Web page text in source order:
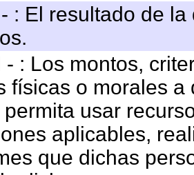
: El resultado de
- : Los montos,
físicas o morales
usar
aplicables,
que dichas